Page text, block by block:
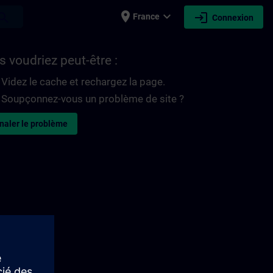
place France expand_more login Connexion
voudriez peut-être :
Videz le cache et rechargez la page.
Soupçonnez-vous un problème de site ?
le problème